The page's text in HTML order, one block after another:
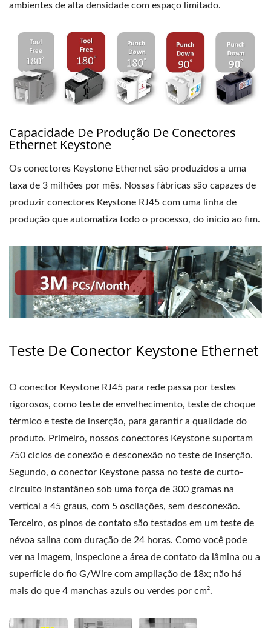
ambientes de alta densidade com espaço limitado.
Capacidade De Produção De Conectores
Ethernet Keystone
Os conectores Keystone Ethernet são produzidos a uma
taxa de 3 milhões por mês. Nossas fábricas são capazes de
produzir conectores Keystone RJ45 com uma linha de
produção que automatiza todo o processo, do início ao fim.
Teste De Conector Keystone Ethernet
O conector Keystone RJ45 para rede passa por testes
rigorosos, como teste de envelhecimento, teste de choque
térmico e teste de inserção, para garantir a qualidade do
produto. Primeiro, nossos conectores Keystone suportam
750 ciclos de conexão e desconexão no teste de inserção.
Segundo, o conector Keystone passa no teste de curto-
circuito instantâneo sob uma força de 300 gramas na
vertical a 45 graus, com 5 oscilações, sem desconexão.
Terceiro, os pinos de contato são testados em um teste de
névoa salina com duração de 24 horas. Como você pode
ver na imagem, inspecione a área de contato da lâmina ou a
superfície do fio G/Wire com ampliação de 18x; não há
mais do que 4 manchas azuis ou verdes por cm².